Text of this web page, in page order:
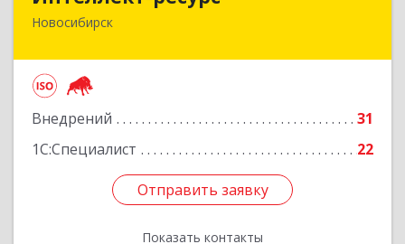
Новосибирск
Внедрений
31
1С:Специалист
22
Отправить заявку
Показать контакты
630087, Новосибирская обл, Новосибирск г,
Отправить заявку
Назад